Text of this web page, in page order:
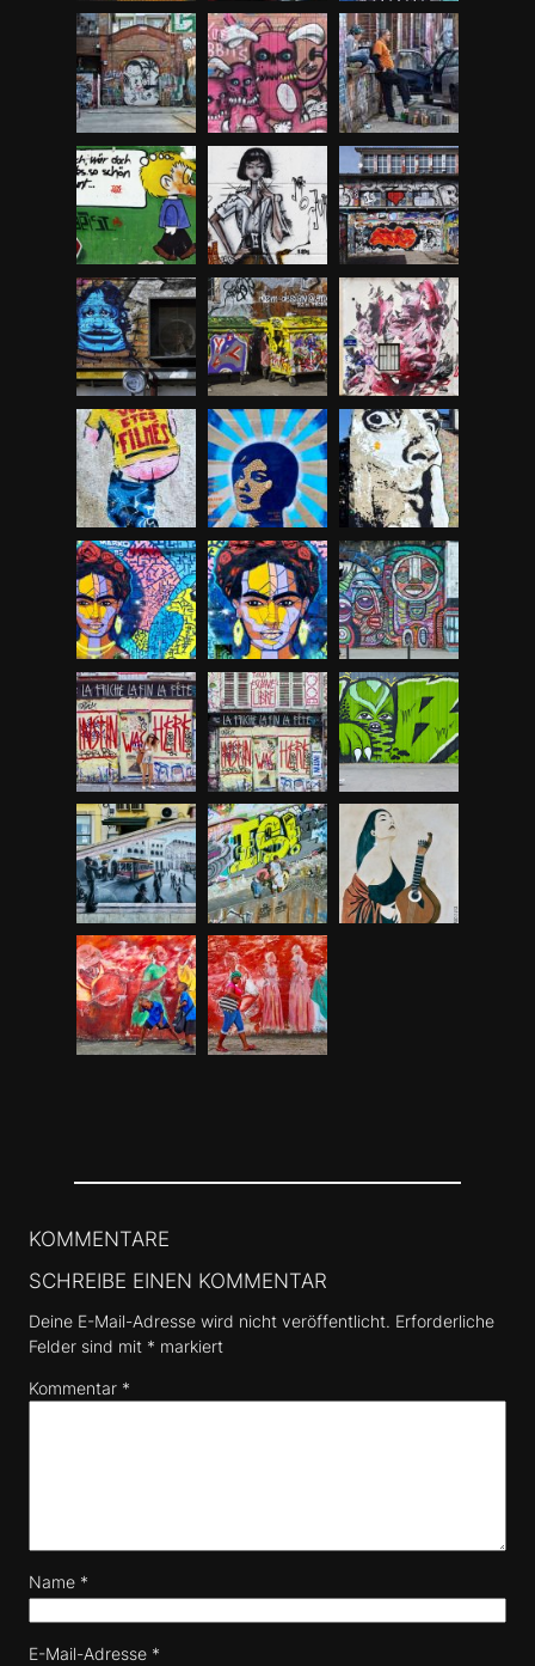
KOMMENTARE
SCHREIBE EINEN KOMMENTAR
Deine E-Mail-Adresse wird nicht veröffentlicht. Erforderliche
Felder sind mit * markiert
Kommentar *
Name *
E-Mail-Adresse *